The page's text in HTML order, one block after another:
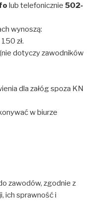
lub telefonicznie 502-
wynoszą:
zł.
dotyczy zawodników
dla załóg spoza KN
w biurze
zawodów, zgodnie z
ich sprawność i